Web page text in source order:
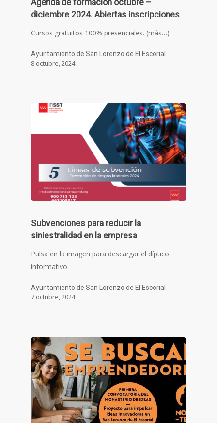
Agenda de formación octubre –
diciembre 2024. Abiertas inscripciones
Cursos gratuitos 100% presenciales. (más…)
Ayuntamiento de San Lorenzo de El Escorial
8 octubre, 2024
Subvenciones para reducir la
siniestralidad en la empresa
Pulsa en la imagen para descargar el díptico
informativo
Ayuntamiento de San Lorenzo de El Escorial
7 octubre, 2024